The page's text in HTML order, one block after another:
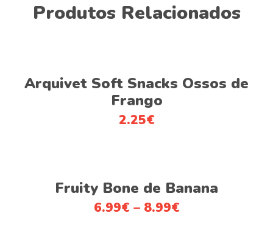
Produtos Relacionados
Adicionar
Arquivet Soft Snacks Ossos de
Frango
2.25€
Ver opções
Fruity Bone de Banana
6.99€ – 8.99€